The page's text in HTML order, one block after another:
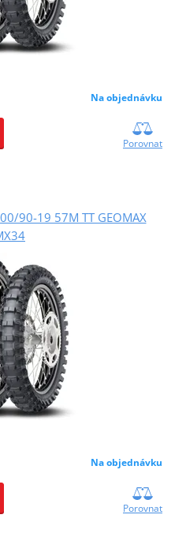
Na objednávku
Porovnat
90-19 57M TT GEOMAX
Na objednávku
Porovnat